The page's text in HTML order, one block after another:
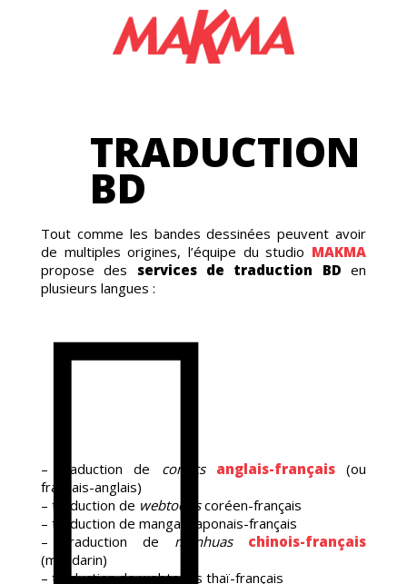
TRADUCTION
BD
Tout comme les bandes dessinées peuvent avoir
de multiples origines, l’équipe du studio MAKMA
propose des services de traduction BD en
plusieurs langues :
– traduction de comics anglais-français(ou
français-anglais)
– traduction de webtoonscoréen-français
– traduction de mangas japonais-français
– traduction de manhuas
chinois-français
(mandarin)
– traduction de webtoons thaï-français